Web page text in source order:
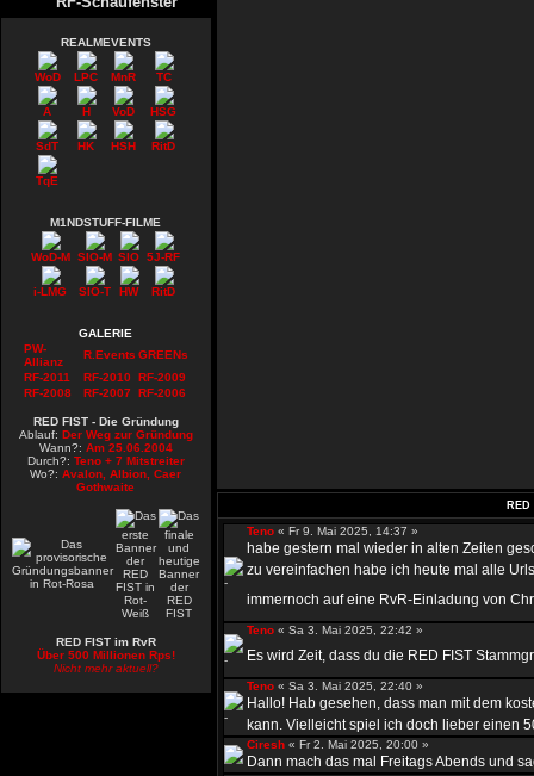
REALMEVENTS
WoD LPC MnR TC
A H VoD HSG
SdT HK HSH RitD
TqE
M1NDSTUFF-FILME
WoD-M SIO-M SIO 5J-RF
i-LMG SIO-T HW RitD
GALERIE
PW-
Allianz
R.Events GREENs
RF-2011
RF-2010 RF-2009
RF-2008
RF-2007 RF-2006
RED FIST - Die Gründung
Ablauf: Der Weg zur Gründung
Wann?: Am 25.06.2004
Durch?: Teno + 7 Mitstreiter
Wo?:Avalon, Albion, Caer
Gothwaite
RED FIST im RvR
Über 500 Millionen Rps!
Nicht mehr aktuell?
Teno « Fr 9. Mai 2025, 14:37 »
habe gestern mal wieder in alten Zeiten
zu vereinfachen habe ich heute mal alle
immernoch auf eine RvR-Einladung von
Teno « Sa 3. Mai 2025, 22:42 »
Es wird Zeit, dass du die RED FIST
Teno « Sa 3. Mai 2025, 22:40 »
Hallo! Hab gesehen, dass man mit dem
kann. Vielleicht spiel ich doch lieber einen
Ciresh « Fr 2. Mai 2025, 20:00 »
Dann mach das mal Freitags Abends und